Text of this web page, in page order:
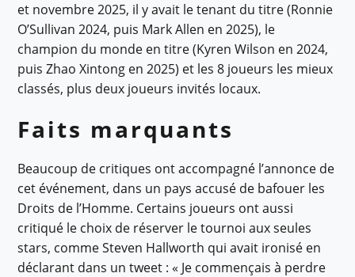
et novembre 2025, il y avait le tenant du titre (Ronnie
O’Sullivan 2024, puis Mark Allen en 2025), le
champion du monde en titre (Kyren Wilson en 2024,
puis Zhao Xintong en 2025) et les 8 joueurs les mieux
classés, plus deux joueurs invités locaux.
Faits marquants
Beaucoup de critiques ont accompagné l’annonce de
cet événement, dans un pays accusé de bafouer les
Droits de l’Homme. Certains joueurs ont aussi
critiqué le choix de réserver le tournoi aux seules
stars, comme Steven Hallworth qui avait ironisé en
déclarant dans un tweet : « Je commençais à perdre